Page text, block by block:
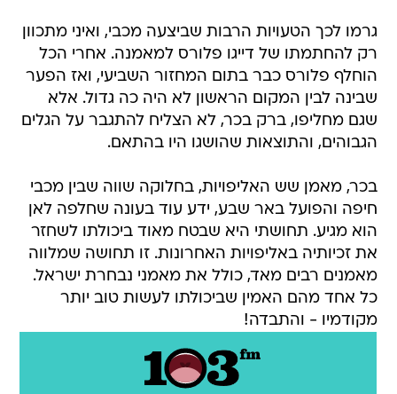
גרמו לכך הטעויות הרבות שביצעה מכבי, ואיני מתכוון
רק להחתמתו של דייגו פלורס למאמנה. אחרי הכל
הוחלף פלורס כבר בתום המחזור השביעי, ואז הפער
שבינה לבין המקום הראשון לא היה כה גדול. אלא
שגם מחליפו, ברק בכר, לא הצליח להתגבר על הגלים
הגבוהים, והתוצאות שהושגו היו בהתאם.
בכר, מאמן שש האליפויות, בחלוקה שווה שבין מכבי
חיפה והפועל באר שבע, ידע עוד בעונה שחלפה לאן
הוא מגיע. תחושתי היא שבטח מאוד ביכולתו לשחזר
את זכיותיה באליפויות האחרונות. זו תחושה שמלווה
מאמנים רבים מאד, כולל את מאמני נבחרת ישראל.
כל אחד מהם האמין שביכולתו לעשות טוב יותר
מקודמיו - והתבדה!